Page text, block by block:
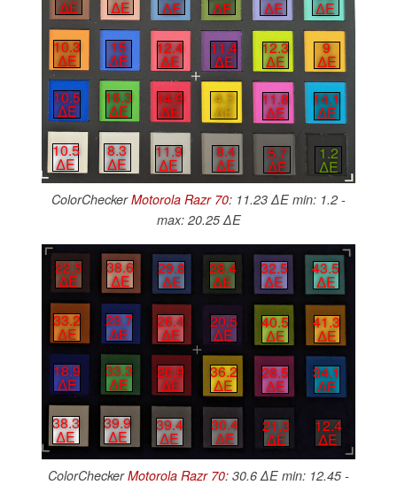
∆E ∆E ∆E ∆E ∆E
∆E
10.3
∆E
15
∆E
12.4
∆E
11.4
∆E
12.3
∆E
9
∆E
10.5
∆E
16.3
∆E
14.9
∆E
4.3
∆E
11.8
∆E
14.1
∆E
10.5
∆E
8.3
∆E
11.9
∆E
8.4
∆E
5.7
∆E
1.2
∆E
ColorCheckerMotorola Razr 70: 11.23 ∆E min: 1.2 -
max: 20.25 ∆E
22.5
∆E
38.6
∆E
29.8
∆E
28.4
∆E
32.5
∆E
43.5
∆E
33.2
∆E
23.7
∆E
26.4
∆E
20.5
∆E
40.5
∆E
41.3
∆E
18.9
∆E
33.3
∆E
20.9
∆E
36.2
∆E
28.5
∆E
34.1
∆E
38.3
∆E
39.9
∆E
39.4
∆E
30.4
∆E
21.3
∆E
12.4
∆E
ColorCheckerMotorola Razr 70: 30.6 ∆E min: 12.45 -